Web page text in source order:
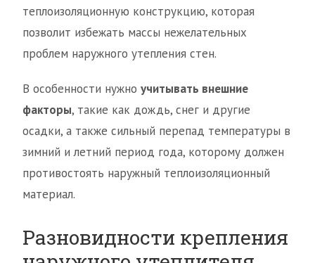
теплоизоляционную конструкцию, которая
позволит избежать массы нежелательных
проблем наружного утепления стен.
В особенности нужно учитывать внешние
факторы, такие как дождь, снег и другие
осадки, а также сильный перепад температуры в
зимний и летний период года, которому должен
противостоять наружный теплоизоляционный
материал.
Разновидности крепления